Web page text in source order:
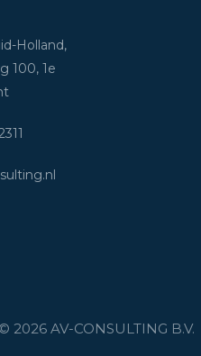
Holland,
100, 1e
2026 AV-CONSULTING B.V.